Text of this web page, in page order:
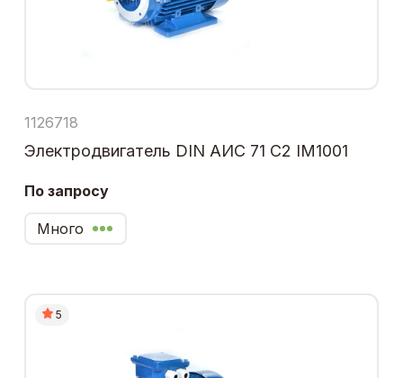
1126718
Электродвигатель DIN АИС 71 С2 IM1001
По запросу
Много
5